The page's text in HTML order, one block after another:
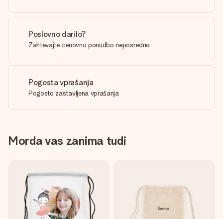
Poslovno darilo?
Zahtevajte cenovno ponudbo neposredno
Pogosta vprašanja
Pogosto zastavljena vprašanja
Morda vas zanima tudi